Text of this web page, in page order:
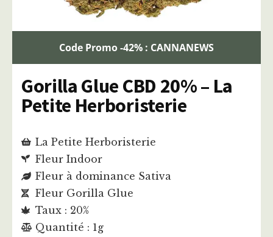
Code Promo -42% : CANNANEWS
Gorilla Glue CBD 20% – La
Petite Herboristerie
La Petite Herboristerie
Fleur Indoor
Fleur à dominance Sativa
Fleur Gorilla Glue
Taux : 20%
Quantité : 1g